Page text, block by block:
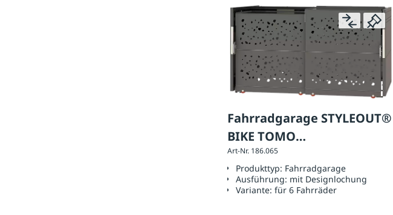
Fahrradgarage STYLEOUT®
BIKE TOMO
Aluminiumblech-Türen mit
Designlochung
Art-Nr. 186.065
Produkttyp: Fahrradgarage
Ausführung: mit Designlochung
Variante: für 6 Fahrräder